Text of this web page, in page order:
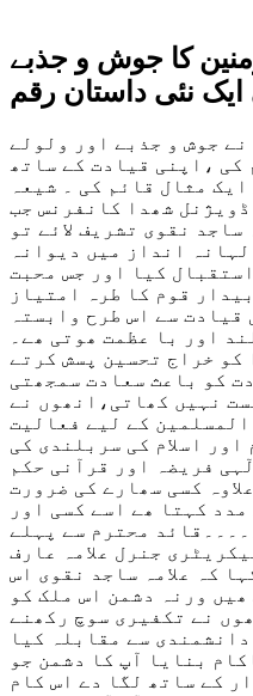
کا جوش و جذبے
نئی داستان رقم
جوش و جذبے اور ولولے
کی ،اپنی قیادت کے ساتھ
مثال قائم کی ۔ شیعہ
شھدا کانفرنس جب
ساجد نقوی تشریف لائے تو
انداز میں دیوانہ
کیا اور جس محبت
قوم کا طرہ امتیاز
سے اس طرح وابستہ
اور با عظمت ھوتی ھے۔
کو خراج تحسین پسش کرتے
کو باعث سعادت سمجھتی
نہیں کھاتی،انھوں نے
کے لیے فعالیت
اسلام کی سربلندی کی
فریضہ اور قرآنی حکم
کسی سھارے کی ضرورت
کہتا ھے اسے کسی اور
محترم سے پہلے
جنرل علامہ عارف
کہ علامہ ساجد نقوی اس
ورنہ دشمن اس ملک کو
نے تکفیری سوچ رکھنے
سے مقابلہ کیا
بنایا آپ کا دشمن جو
کے ساتھ لگا دے اس کام